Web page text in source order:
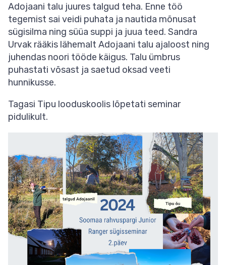
Adojaani talu juures talgud teha. Enne töö
tegemist sai veidi puhata ja nautida mõnusat
sügisilma ning süüa suppi ja juua teed. Sandra
Urvak rääkis lähemalt Adojaani talu ajaloost ning
juhendas noori tööde käigus. Talu ümbrus
puhastati võsast ja saetud oksad veeti
hunnikusse.
Tagasi Tipu looduskoolis lõpetati seminar
pidulikult.